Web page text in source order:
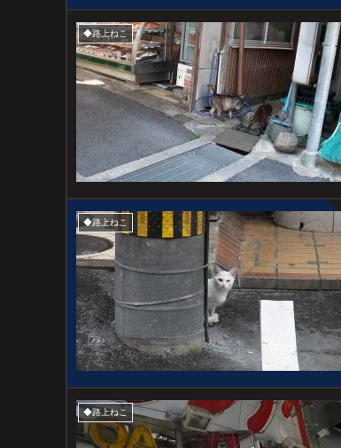
◆路上ねこ
◆路上ねこ
◆路上ねこ